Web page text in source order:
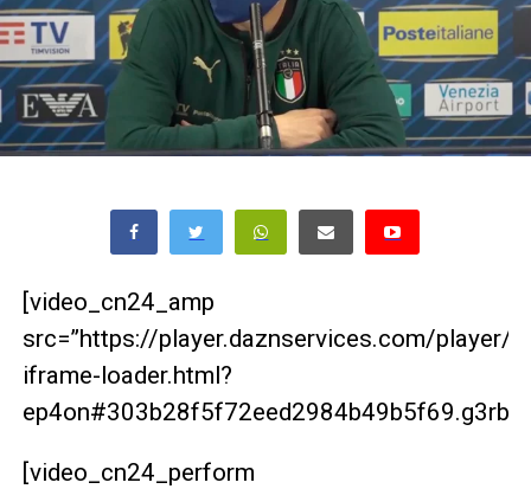
[video_cn24_amp
src=”https://player.daznservices.com/player/
iframe-loader.html?
[video_cn24_perform